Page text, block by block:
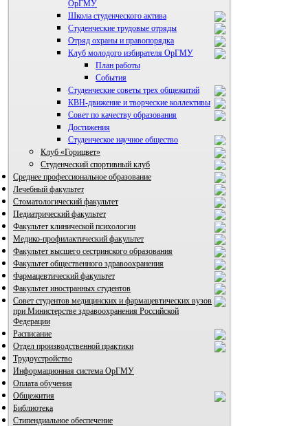
ОрГМУ
Школа студенческого актива
Студенческие трудовые отряды
Отряд охраны и правопорядка
Клуб молодого избирателя ОрГМУ
План работы
События
Студенческие советы трех общежитий
КВН-движение и творческие коллективы
ВИА "Полигон"
Совет по качеству образования
Достижения
Студенческое научное общество
Клуб «Горицвет»
Студенческий спортивный клуб
Среднее профессиональное образование
Лечебный факультет
Стоматологический факультет
Педиатрический факультет
Факультет клинической психологии
Медико-профилактический факультет
Факультет высшего сестринского образования
Факультет общественного здравоохранения
Фармацевтический факультет
Факультет иностранных студентов
Совет студентов медицинских и фармацевтических вузов
при Министерстве здравоохранения Российской
Федерации
Расписание
Отдел производственной практики
Трудоустройство
Информационная система ОрГМУ
Оплата обучения
Общежития
Библиотека
Стипендиальное обеспечение